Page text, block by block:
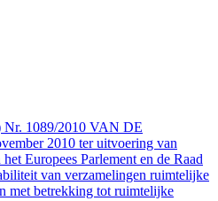
1089/2010 VAN DE
2010 ter uitvoering van
Europees Parlement en de Raad
van verzamelingen ruimtelijke
met betrekking tot ruimtelijke